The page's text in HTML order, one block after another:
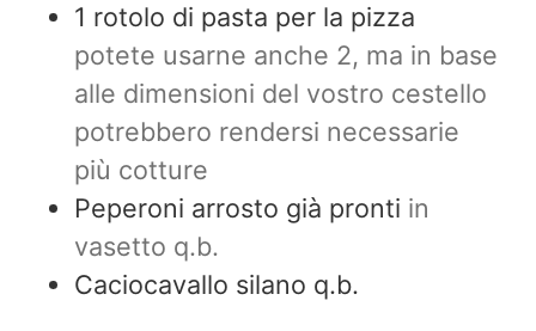
1 rotolo di pasta per la pizza
potete usarne anche 2, ma in base
alle dimensioni del vostro cestello
potrebbero rendersi necessarie
più cotture
Peperoni arrosto già pronti in
vasetto q.b.
Caciocavallo silano q.b.